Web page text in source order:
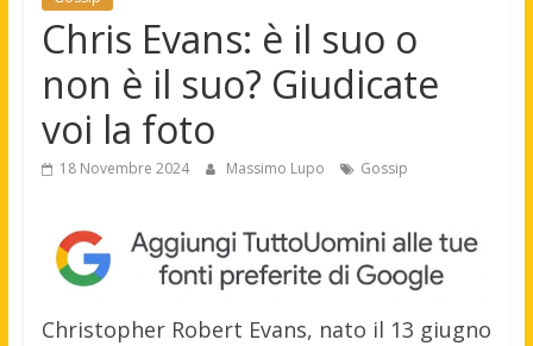
Chris Evans: è il suo o
non è il suo? Giudicate
voi la foto
18 Novembre 2024 Massimo Lupo Gossip
Christopher Robert Evans, nato il 13 giugno